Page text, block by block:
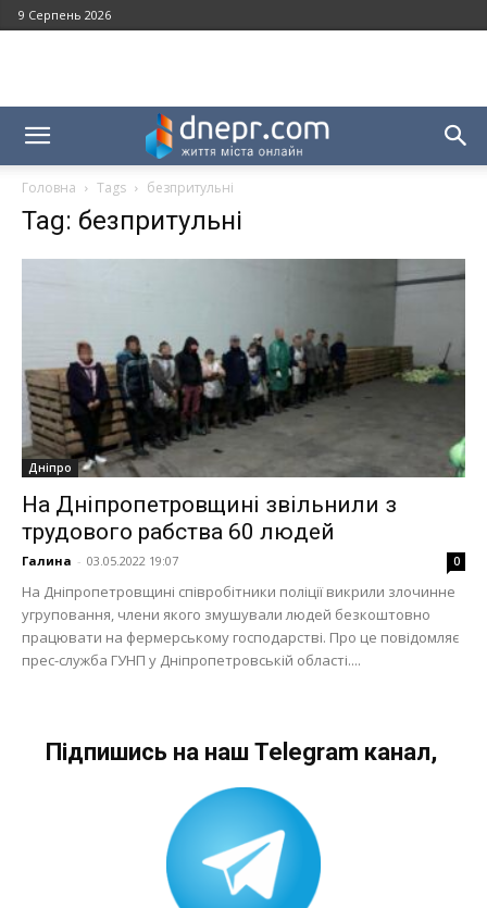
9 Серпень 2026
Головна Tags безпритульні
Tag: безпритульні
Дніпро
На Дніпропетровщині звільнили з
трудового рабства 60 людей
Галина - 03.05.2022 19:07 0
На Дніпропетровщині співробітники поліції викрили злочинне
угруповання, члени якого змушували людей безкоштовно
працювати на фермерському господарстві. Про це повідомляє
прес-служба ГУНП у Дніпропетровській області....
Підпишись на наш Telegram канал,